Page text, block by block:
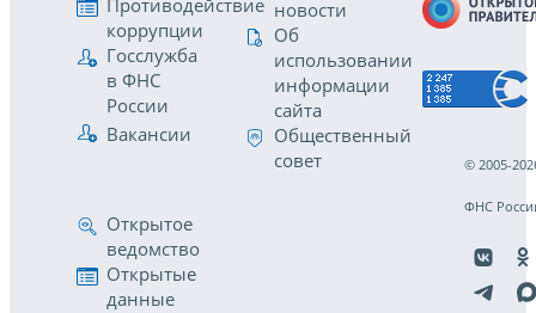
Противодействие
коррупции
Госслужба
в ФНС
России
Вакансии
новости
Об
использовании
информации
сайта
Общественный
совет
Открытое
ведомство
Открытые
данные
© 2005-
ФНС